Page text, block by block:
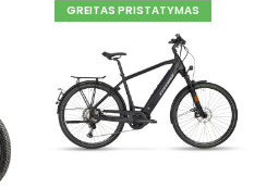
GREITAS PRISTATYMAS